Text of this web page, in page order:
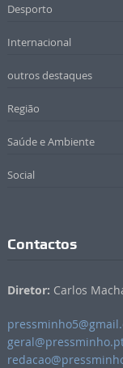
Desporto
Internacional
outros destaques
Região
Saúde e Ambiente
Social
Contactos
Diretor: Carlos